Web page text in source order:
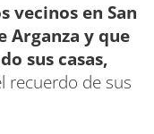
vecinos en San
Arganza y que
sus casas,
recuerdo de sus